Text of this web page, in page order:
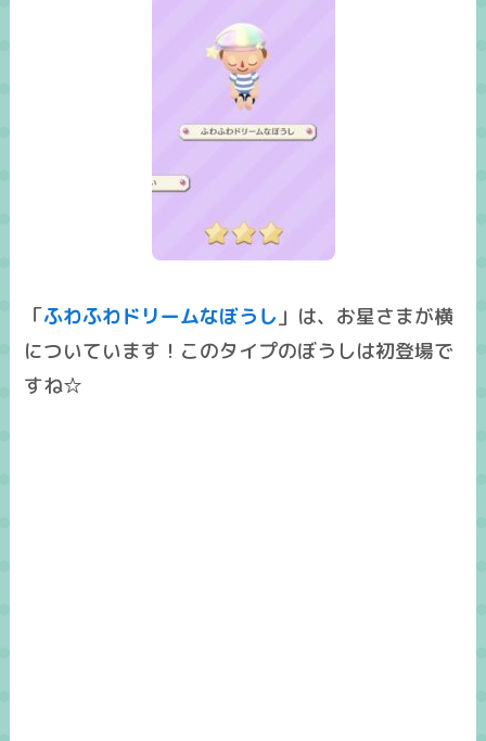
「ふわふわドリームなぼうし」は、お星さまが横
についています！このタイプのぼうしは初登場で
すね☆